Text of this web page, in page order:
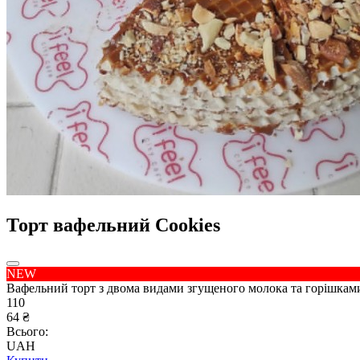
Торт вафельний Cookies
NEW
Вафельний торт з двома видами згущеного молока та
110
64 ₴
Всього:
UAH